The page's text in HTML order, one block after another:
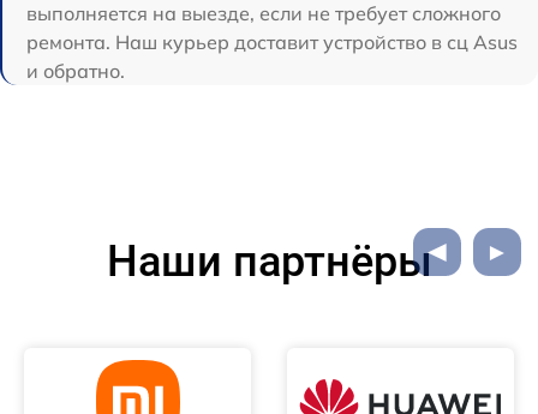
выполняется на выезде, если не требует сложного
ремонта. Наш курьер доставит устройство в сц Asus
и обратно.
Наши партнёры